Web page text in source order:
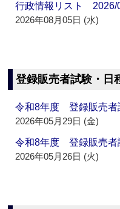
行政情報リスト 2026/
2026年08月05日 (水)
登録販売者試験・日
令和8年度 登録販売
2026年05月29日 (金)
令和8年度 登録販売
2026年05月26日 (火)